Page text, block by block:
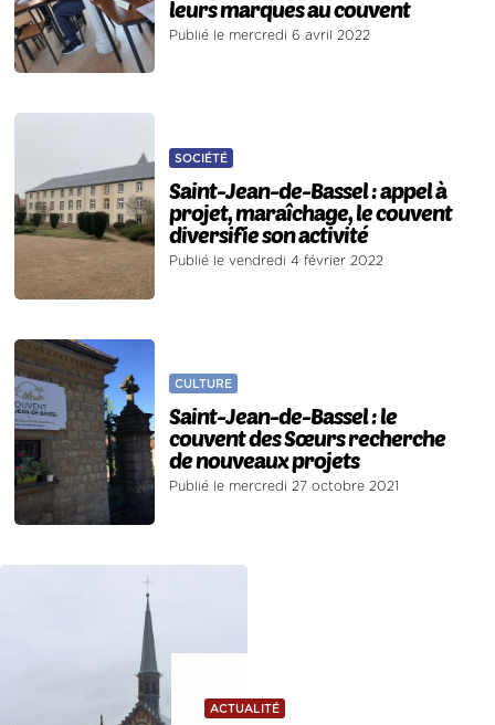
leurs marques au couvent
Publié le mercredi 6 avril 2022
SOCIÉTÉ
Saint-Jean-de-Bassel : appel à
projet, maraîchage, le couvent
diversifie son activité
Publié le vendredi 4 février 2022
CULTURE
Saint-Jean-de-Bassel : le
couvent des Sœurs recherche
de nouveaux projets
Publié le mercredi 27 octobre 2021
ACTUALITÉ